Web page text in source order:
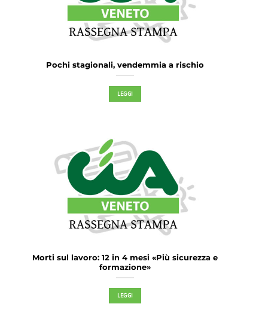
Pochi stagionali, vendemmia a rischio
LEGGI
Morti sul lavoro: 12 in 4 mesi «Più sicurezza e
formazione»
LEGGI